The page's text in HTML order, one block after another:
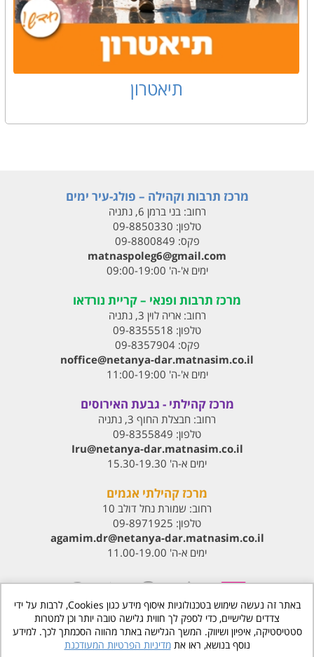
תיאטרון
מרכז תרבות וקהילה – פולג-עיר ימים
רחוב:בני ברמן 6, נתניה
טלפון: 09-8850330
פקס: 09-8800849
matnaspoleg6@gmail.com
ימים א'-ה' 09:00-19:00
מרכז תרבות ופנאי – קריית נורדאו
רחוב:אריה לוין 3, נתניה
טלפון: 09-8355518
פקס:09-8357904
noffice@netanya-dar.matnasim.co.il
ימים א'-ה' 11:00-19:00
מרכז קהילתי - גבעת האירוסים
רחוב: חבצלת החוף 3, נתניה
טלפון: 09-8355849
Iru@netanya-dar.matnasim.co.il‏
ימים א-ה' 15.30-19.30
מרכז קהילתי אגמים
רחוב: שמורת נחל דולב 10
טלפון: 09-8971925
agamim.dr@netanya-dar.matnasim.co.il‏
ימים א-ה' 11.00-19.00
www.matnasdn.co.il
© כל הזכויות שמורות
באתר זה נעשה שימוש בטכנולוגיות איסוף מידע כגון Cookies, לרבות על ידי
צדדים שלישיים, כדי לספק לך חווית גלישה טובה יותר וכן למטרות
סטטיסטיקה, איפיון ושיווק. המשך הגלישה באתר מהווה הסכמתך לכך. למידע
נוסף בנושא, ראו אתמדיניות הפרטיות המעודכנת